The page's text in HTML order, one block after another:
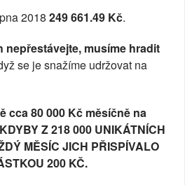
2018 249 661.49 Kč.
nepřestávejte, musíme hradit
se je snažíme udržovat na
cca 80 000 Kč měsíčně na
Z 218 000 UNIKÁTNÍCH
MĚSÍC JICH PŘISPÍVALO
200 KČ.